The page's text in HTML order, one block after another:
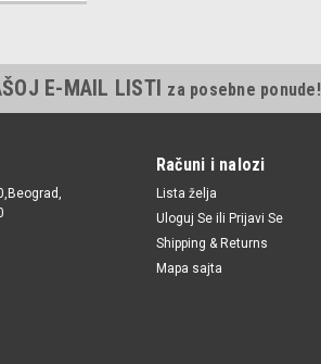
E-MAIL LISTI za posebne ponude!
Računi i nalozi
Lista želja
Uloguj Se ili Prijavi Se
Shipping & Returns
Mapa sajta